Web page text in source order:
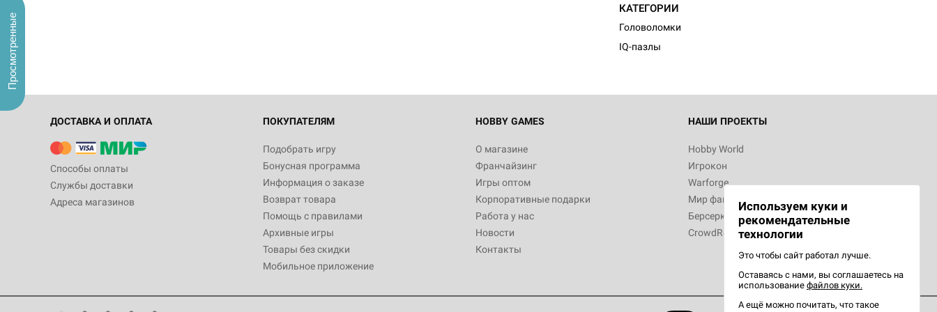
КАТЕГОРИИ
Головоломки
IQ-пазлы
ДОСТАВКА И ОПЛАТА
Способы оплаты
Службы доставки
Адреса магазинов
ПОКУПАТЕЛЯМ
Подобрать игру
Бонусная программа
Информация о заказе
Возврат товара
Помощь с правилами
Архивные игры
Товары без скидки
Мобильное приложение
HOBBY GAMES
О магазине
Франчайзинг
Игры оптом
Корпоративные подарки
Работа у нас
Новости
Контакты
НАШИ ПРОЕКТЫ
Hobby World
Игрокон
Warforge
Мир фантастики
Берсерк
CrowdRepublic
Используем куки и
рекомендательные
технологии
Это чтобы сайт работал лучше.
Оставаясь с нами, вы соглашаетесь на
использование файлов куки.
А ещё можно почитать, что такое
Просмотренные
Белая смерть
12 990
Настольная игра Hobby World Берсерк.
3 490